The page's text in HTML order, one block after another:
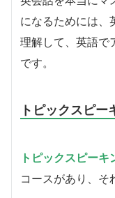
になるためには、
理解して、英語で
です。
トピックスピー
トピックスピーキ
コースがあり、そ